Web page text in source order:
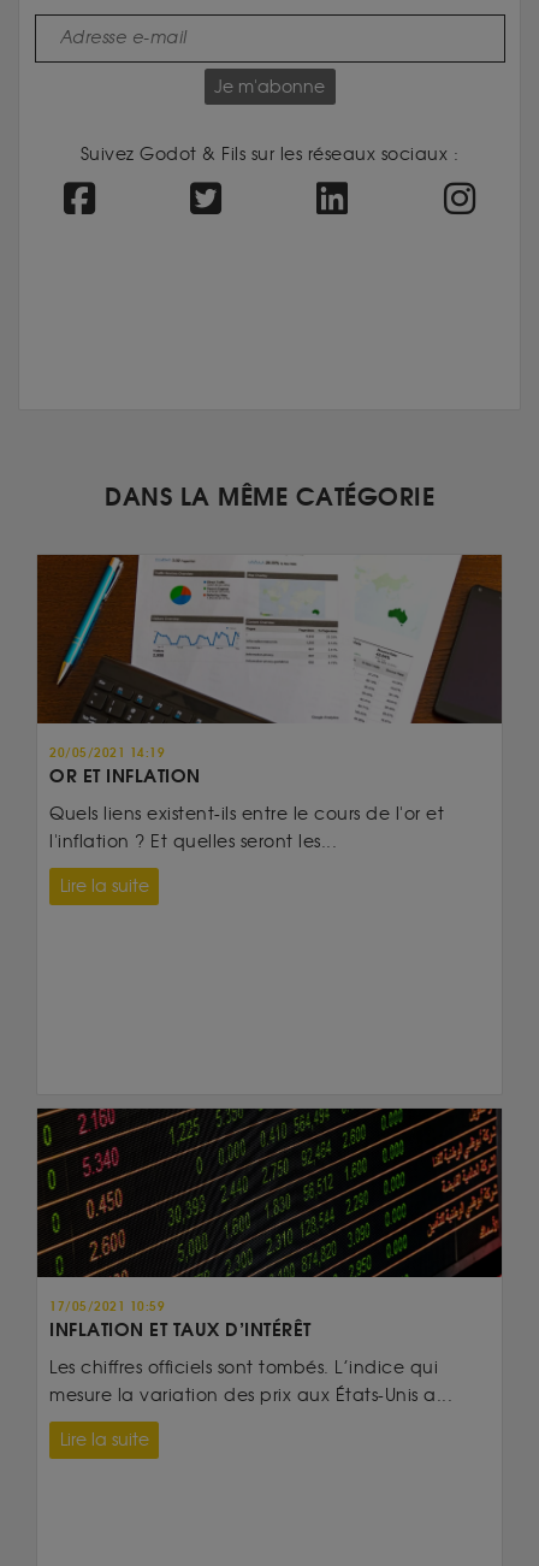
Je m'abonne
Suivez Godot & Fils sur les réseaux sociaux :
DANS LA MÊME CATÉGORIE
20/05/2021 14:19
OR ET INFLATION
Quels liens existent-ils entre le cours de l'or et
l'inflation ? Et quelles seront les...
Lire la suite
17/05/2021 10:59
INFLATION ET TAUX D’INTÉRÊT
Les chiffres officiels sont tombés. L’indice qui
mesure la variation des prix aux États-Unis a...
Lire la suite